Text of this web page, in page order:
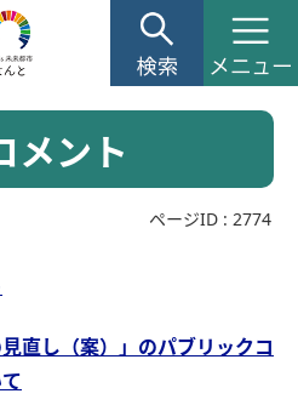
メント
ページID : 2774
見直し（案）」のパブリックコ